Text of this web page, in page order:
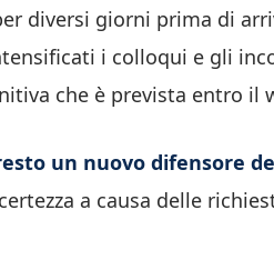
diversi giorni prima di
i colloqui e gli
che è prevista entro il
un nuovo difensore
a causa delle